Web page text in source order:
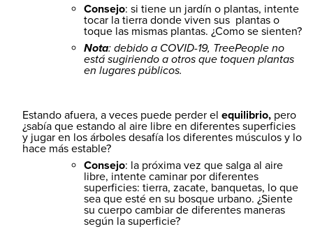
Consejo: si tiene un jardín o plantas, intente
tocar la tierra donde viven sus plantas o
toque las mismas plantas. ¿Como se sienten?
Nota: debido a COVID-19, TreePeople no
está sugiriendo a otros que toquen plantas
en lugares públicos.
Estando afuera, a veces puede perder el equilibrio, pero
¿sabía que estando al aire libre en diferentes superficies
y jugar en los árboles desafía los diferentes músculos y lo
hace más estable?
Consejo: la próxima vez que salga al aire
libre, intente caminar por diferentes
superficies: tierra, zacate, banquetas, lo que
sea que esté en su bosque urbano. ¿Siente
su cuerpo cambiar de diferentes maneras
según la superficie?